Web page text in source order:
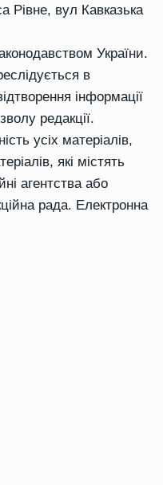
Рівне, вул Кавказька
України.
в
інформації
редакції.
усіх матеріалів,
які містять
агентства або
рада. Електронна